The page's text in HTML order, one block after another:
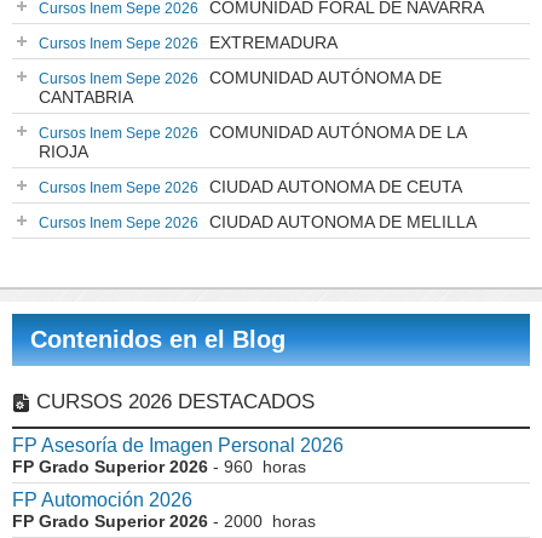
Cursos Inem Sepe 2026 COMUNIDAD FORAL DE NAVARRA
Cursos Inem Sepe 2026 EXTREMADURA
Cursos Inem Sepe 2026
COMUNIDAD AUTÓNOMA DE
CANTABRIA
Cursos Inem Sepe 2026
COMUNIDAD AUTÓNOMA DE LA
RIOJA
Cursos Inem Sepe 2026 CIUDAD AUTONOMA DE CEUTA
Cursos Inem Sepe 2026 CIUDAD AUTONOMA DE MELILLA
Contenidos en el Blog
CURSOS 2026 DESTACADOS
FP Asesoría de Imagen Personal 2026
FP Grado Superior 2026 - 960 horas
FP Automoción 2026
FP Grado Superior 2026 - 2000 horas